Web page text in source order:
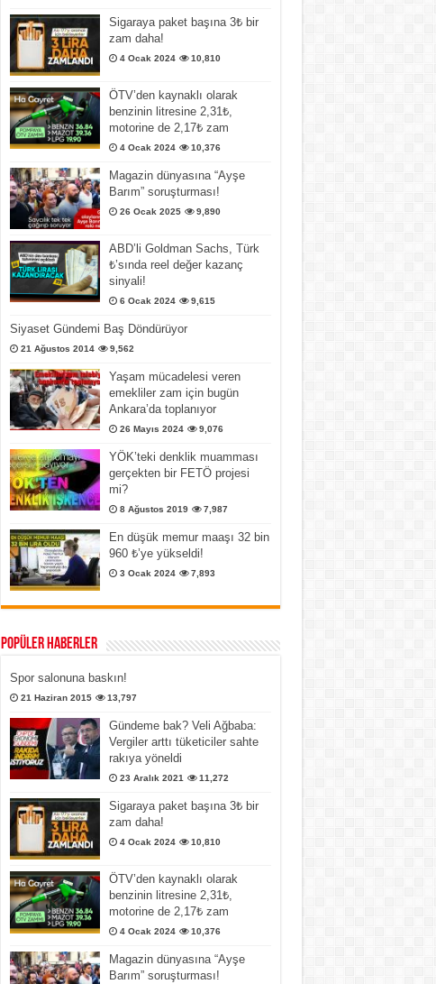
Sigaraya paket başına 3₺ bir
zam daha!
4 Ocak 2024 10,810
ÖTV’den kaynaklı olarak
benzinin litresine 2,31₺,
motorine de 2,17₺ zam
4 Ocak 2024 10,376
Magazin dünyasına “Ayşe
Barım” soruşturması!
26 Ocak 2025 9,890
ABD’li Goldman Sachs, Türk
₺’sında reel değer kazanç
sinyali!
6 Ocak 2024 9,615
Siyaset Gündemi Baş Döndürüyor
21 Ağustos 2014 9,562
Yaşam mücadelesi veren
emekliler zam için bugün
Ankara’da toplanıyor
26 Mayıs 2024 9,076
YÖK’teki denklik muamması
gerçekten bir FETÖ projesi
mi?
8 Ağustos 2019 7,987
En düşük memur maaşı 32 bin
960 ₺’ye yükseldi!
3 Ocak 2024 7,893
Popüler Haberler
Spor salonuna baskın!
21 Haziran 2015 13,797
Gündeme bak? Veli Ağbaba:
Vergiler arttı tüketiciler sahte
rakıya yöneldi
23 Aralık 2021 11,272
Sigaraya paket başına 3₺ bir
zam daha!
4 Ocak 2024 10,810
ÖTV’den kaynaklı olarak
benzinin litresine 2,31₺,
motorine de 2,17₺ zam
4 Ocak 2024 10,376
Magazin dünyasına “Ayşe
Barım” soruşturması!